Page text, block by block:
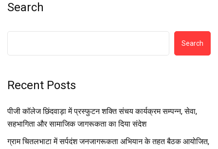
Search
Search
Recent Posts
पीजी कॉलेज छिंदवाड़ा में प्रस्फुटन शक्ति संचय कार्यक्रम सम्पन्न, सेवा,
सहभागिता और सामाजिक जागरूकता का दिया संदेश
ग्राम चितलभाटा में सर्पदंश जनजागरूकता अभियान के तहत बैठक आयोजित,